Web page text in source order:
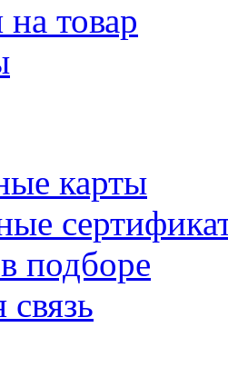
товар
карты
подборе